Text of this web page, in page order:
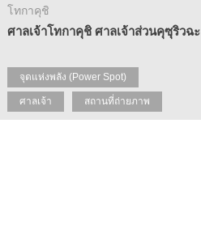
โทกาคุชิ
ศาลเจ้าโทกาคุชิ ศาลเจ้าส่วนคุซุริวฉะ
จุดแห่งพลัง (Power Spot)
ศาลเจ้า สถานที่ถ่ายภาพ